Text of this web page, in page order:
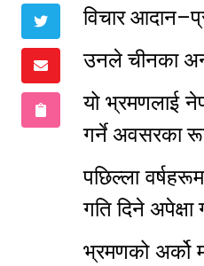
विचार
उनले चीनका
यो भ्रमणलाई
गर्ने अवसरका
पछिल्ला
गति दिने अपेक्षा
भ्रमणको अर्को